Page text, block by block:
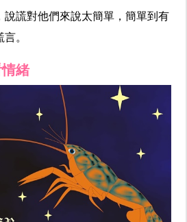
說謊對他們來說太簡單，簡單到有
。
緒